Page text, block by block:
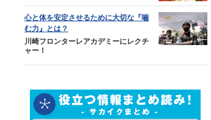
心と体を安定させるために大切な『噛
む力』とは？
川崎フロンターレアカデミーにレクチ
ャー！